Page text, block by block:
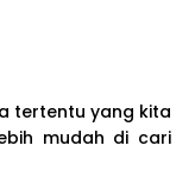
tertentu yang kita
mudah di cari